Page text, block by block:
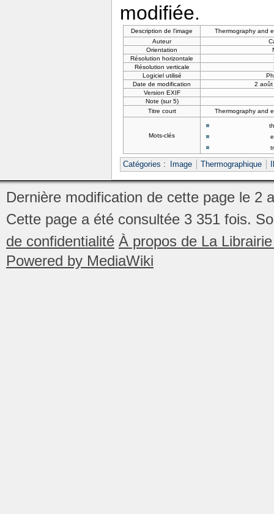
modifiée.
Description de l'image
Thermography and
Auteur
Orientation
Résolution horizontale
Résolution verticale
Logiciel utilisé
Date de modification
2
Version EXIF
Note (sur 5)
Titre court
Thermography and
Mots-clés
Catégories : Image Thermographique
Dernière modification de cette page le 2
Cette page a été consultée 3 351 fois.
de confidentialité À propos de La
Powered by MediaWiki